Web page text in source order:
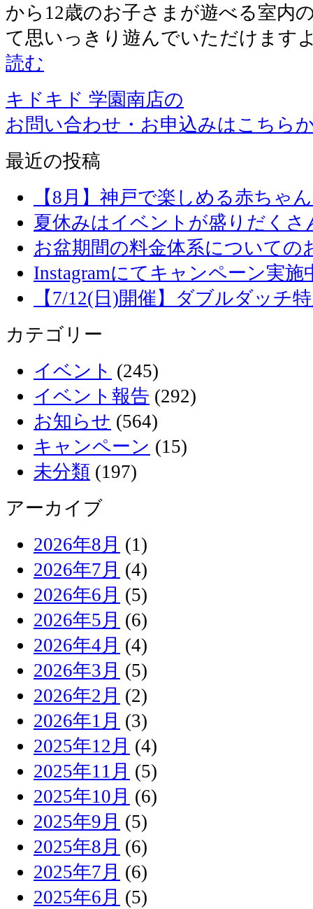
から12歳のお子さまが遊べる室内
て思いっきり遊んでいただけます
読む
キドキド 学園南店の
お問い合わせ・お申込みはこちら
最近の投稿
【8月】神戸で楽しめる赤ちゃ
夏休みはイベントが盛りだくさ
お盆期間の料金体系についての
Instagramにてキャンペーン実施
【7/12(日)開催】ダブルダッチ
カテゴリー
イベント (245)
イベント報告 (292)
お知らせ (564)
キャンペーン (15)
未分類 (197)
アーカイブ
2026年8月 (1)
2026年7月 (4)
2026年6月 (5)
2026年5月 (6)
2026年4月 (4)
2026年3月 (5)
2026年2月 (2)
2026年1月 (3)
2025年12月 (4)
2025年11月 (5)
2025年10月 (6)
2025年9月 (5)
2025年8月 (6)
2025年7月 (6)
2025年6月 (5)